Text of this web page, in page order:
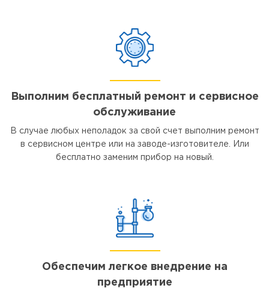
Выполним бесплатный ремонт и сервисное
обслуживание
В случае любых неполадок за свой счет выполним ремонт
в сервисном центре или на заводе-изготовителе. Или
бесплатно заменим прибор на новый.
Обеспечим легкое внедрение на
предприятие